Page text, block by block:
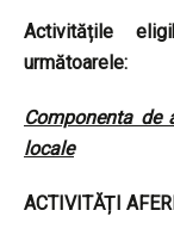
Activitățile
următoarele:
Componenta de
locale
ACTIVITĂȚI